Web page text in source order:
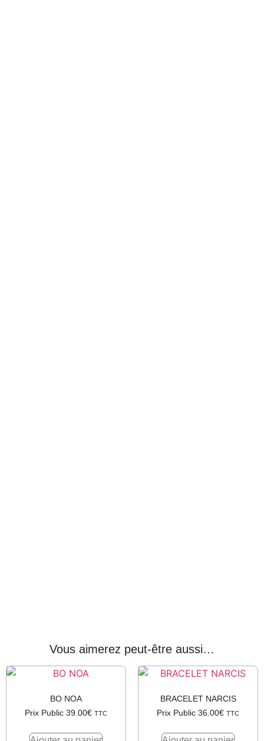
Vous aimerez peut-être aussi…
BO NOA
Prix Public 39.00€ TTC
BRACELET NARCIS
Prix Public 36.00€ TTC